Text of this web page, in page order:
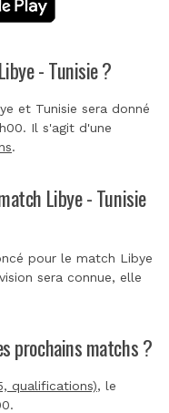
- Tunisie ?
et Tunisie sera donné
Il s'agit d'une
.
Libye - Tunisie
pour le match Libye
sera connue, elle
prochains matchs ?
qualifications), le